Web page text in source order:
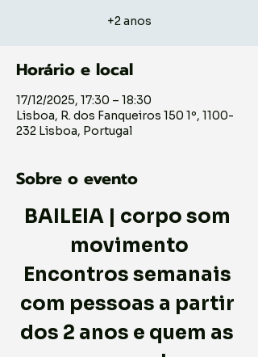
+2 anos
Horário e local
17/12/2025, 17:30 – 18:30
Lisboa, R. dos Fanqueiros 150 1º, 1100-
232 Lisboa, Portugal
Sobre o evento
BAILEIA | corpo som
movimento
Encontros semanais
com pessoas a partir
dos 2 anos e quem as